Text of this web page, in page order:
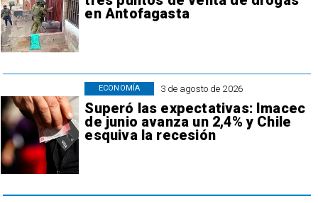
en Antofagasta
3 de agosto de 2026
Superó las expectativas: Imacec
de junio avanza un 2,4% y Chile
esquiva la recesión
ECONOMÍA